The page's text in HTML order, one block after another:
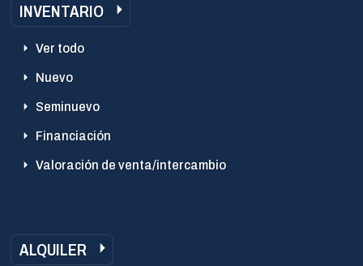
INVENTARIO
Ver todo
Nuevo
Seminuevo
Financiación
Valoración de venta/intercambio
ALQUILER